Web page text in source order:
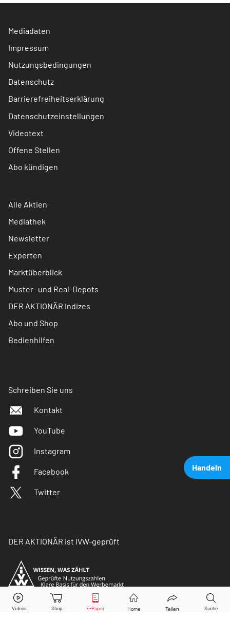
Handeln
Tesla Aktie jetzt handeln?
Mediadaten
Impressum
Nutzungsbedingungen
Datenschutz
Barrierefreiheitserklärung
Datenschutzeinstellungen
Videotext
Offene Stellen
Abo kündigen
Alle Aktien
Mediathek
Newsletter
Experten
Marktüberblick
Muster- und Real-Depots
DER AKTIONÄR Indizes
Abo und Shop
Bedienhilfen
Schreiben Sie uns
Kontakt
YouTube
Instagram
Facebook
Twitter
DER AKTIONÄR ist IVW-geprüft